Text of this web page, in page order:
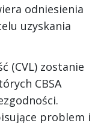
odniesienia
uzyskania
(CVL) zostanie
CBSA
problem i